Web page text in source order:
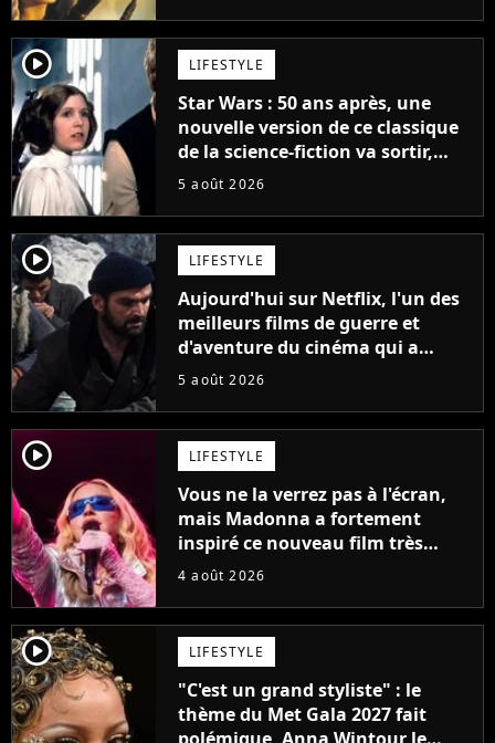
player2 LIFESTYLE
Star Wars : 50 ans après, une
nouvelle version de ce classique
de la science-fiction va sortir,
mais on ne la verra jamais en
5 août 2026
player2 LIFESTYLE
Aujourd'hui sur Netflix, l'un des
meilleurs films de guerre et
d'aventure du cinéma qui a
connu un succès retentissant à
5 août 2026
player2 LIFESTYLE
Vous ne la verrez pas à l'écran,
mais Madonna a fortement
inspiré ce nouveau film très
attendu
4 août 2026
player2 LIFESTYLE
"C'est un grand styliste" : le
thème du Met Gala 2027 fait